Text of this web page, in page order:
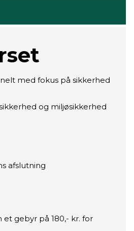
med fokus på sikkerhed
og miljøsikkerhed
afslutning
gebyr på 180,- kr. for